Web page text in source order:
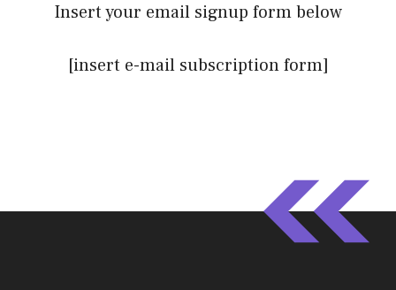
Insert your email signup form below
[insert e-mail subscription form]